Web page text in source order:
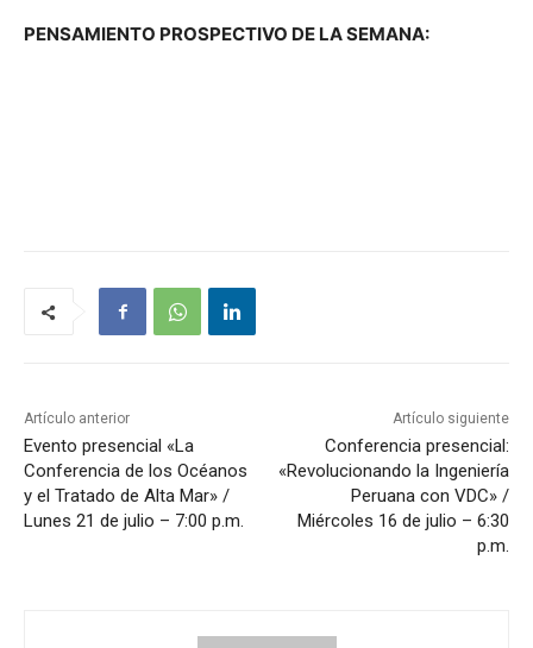
PENSAMIENTO PROSPECTIVO DE LA SEMANA:
Artículo anterior
Evento presencial «La
Conferencia de los Océanos
y el Tratado de Alta Mar» /
Lunes 21 de julio – 7:00 p.m.
Artículo siguiente
Conferencia presencial:
«Revolucionando la Ingeniería
Peruana con VDC» /
Miércoles 16 de julio – 6:30
p.m.